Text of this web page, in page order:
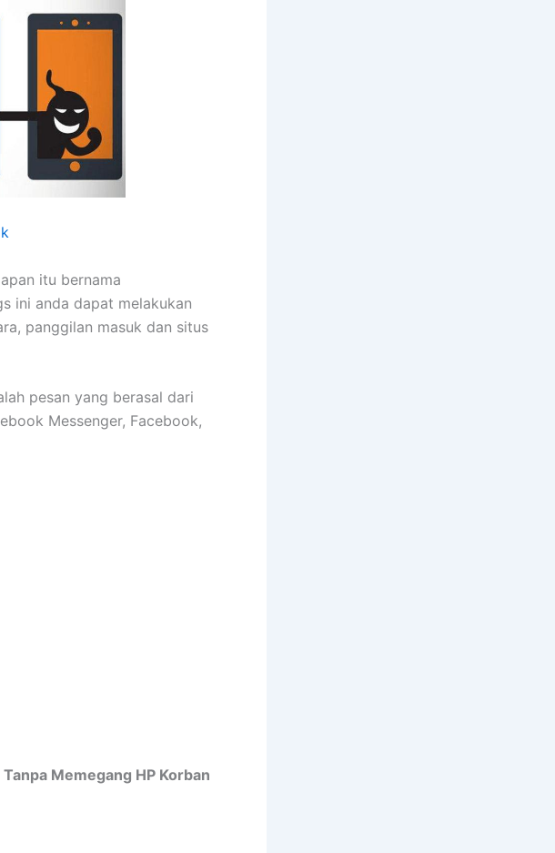
itu bernama
ini anda dapat melakukan
panggilan masuk dan situs
pesan yang berasal dari
Messenger, Facebook,
Memegang HP Korban